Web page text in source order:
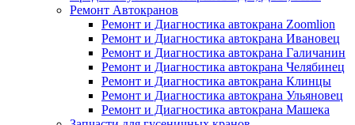
Ремонт Автокранов
Ремонт и Диагностика автокрана Zoomlion
Ремонт и Диагностика автокрана Ивановец
Ремонт и Диагностика автокрана Галичанин
Ремонт и Диагностика автокрана Челябинец
Ремонт и Диагностика автокрана Клинцы
Ремонт и Диагностика автокрана Ульяновец
Ремонт и Диагностика автокрана Машека